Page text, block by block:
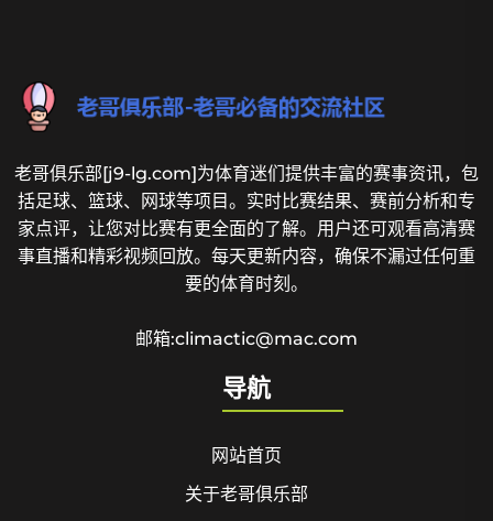
老哥俱乐部[j9-lg.com]为体育迷们提供丰富的赛事资讯，包
括足球、篮球、网球等项目。实时比赛结果、赛前分析和专
家点评，让您对比赛有更全面的了解。用户还可观看高清赛
事直播和精彩视频回放。每天更新内容，确保不漏过任何重
要的体育时刻。
邮箱:climactic@mac.com
导航
网站首页
关于老哥俱乐部